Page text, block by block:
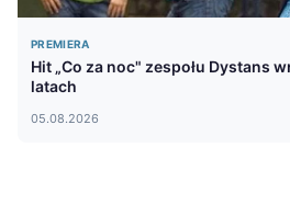
PREMIERA
Hit „Co za noc" zespołu Dystans
latach
05.08.2026